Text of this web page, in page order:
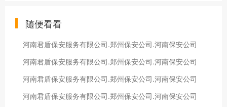
随便看看
河南君盾保安服务有限公司.郑州保安公司.河南保安公司
河南君盾保安服务有限公司.郑州保安公司.河南保安公司
河南君盾保安服务有限公司.郑州保安公司.河南保安公司
河南君盾保安服务有限公司.郑州保安公司.河南保安公司